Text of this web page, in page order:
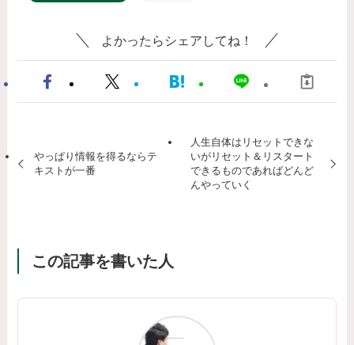
よかったらシェアしてね！
やっぱり情報を得るならテ
キストが一番
人生自体はリセットできな
いがリセット＆リスタート
できるものであればどんど
んやっていく
この記事を書いた人